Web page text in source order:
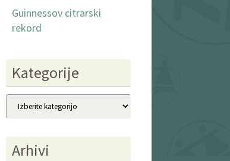
Guinnessov citrarski
rekord
Kategorije
Kategorije
Arhivi